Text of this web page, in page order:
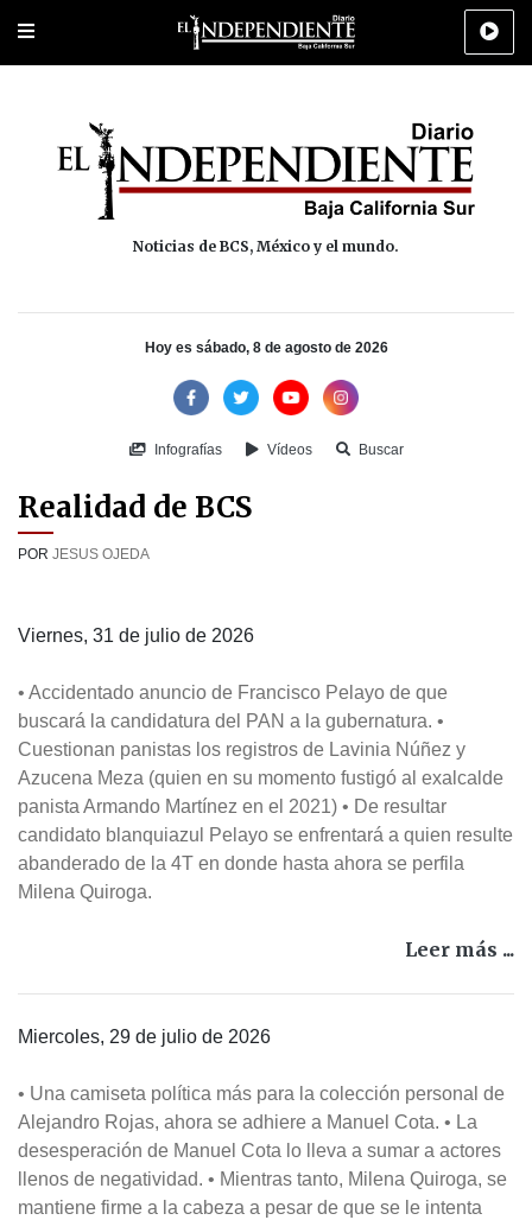
Portada Los Cabos Policiaca Deportes Cultura
Noticias de BCS, México y el mundo.
Hoy es sábado, 8 de agosto de 2026
Infografías Vídeos Buscar
Realidad de BCS
POR JESUS OJEDA
Viernes, 31 de julio de 2026
• Accidentado anuncio de Francisco Pelayo de que
buscará la candidatura del PAN a la gubernatura. •
Cuestionan panistas los registros de Lavinia Núñez y
Azucena Meza (quien en su momento fustigó al exalcalde
panista Armando Martínez en el 2021) • De resultar
candidato blanquiazul Pelayo se enfrentará a quien resulte
abanderado de la 4T en donde hasta ahora se perfila
Milena Quiroga.
Leer más ...
Miercoles, 29 de julio de 2026
• Una camiseta política más para la colección personal de
Alejandro Rojas, ahora se adhiere a Manuel Cota. • La
desesperación de Manuel Cota lo lleva a sumar a actores
llenos de negatividad. • Mientras tanto, Milena Quiroga, se
mantiene firme a la cabeza a pesar de que se le intenta